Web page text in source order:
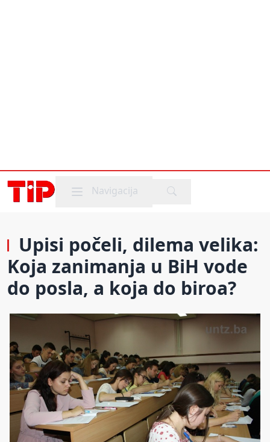
Mobile menu
Navigacija
Upisi počeli, dilema velika:
Koja zanimanja u BiH vode
do posla, a koja do biroa?